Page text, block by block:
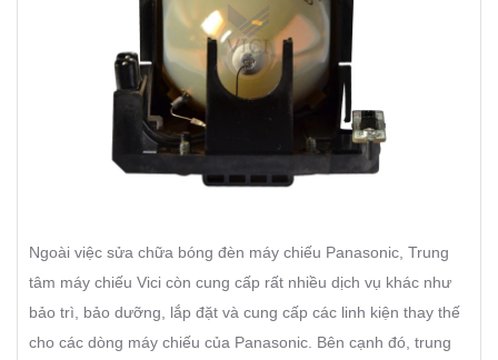
Ngoài việc sửa chữa bóng đèn máy chiếu Panasonic, Trung
tâm máy chiếu Vici còn cung cấp rất nhiều dịch vụ khác như
bảo trì, bảo dưỡng, lắp đặt và cung cấp các linh kiện thay thế
cho các dòng máy chiếu của Panasonic. Bên cạnh đó, trung